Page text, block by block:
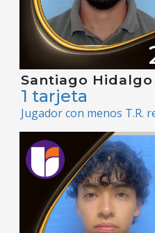
Santiago Hidalgo
1 tarjeta
Jugador con menos T.R.